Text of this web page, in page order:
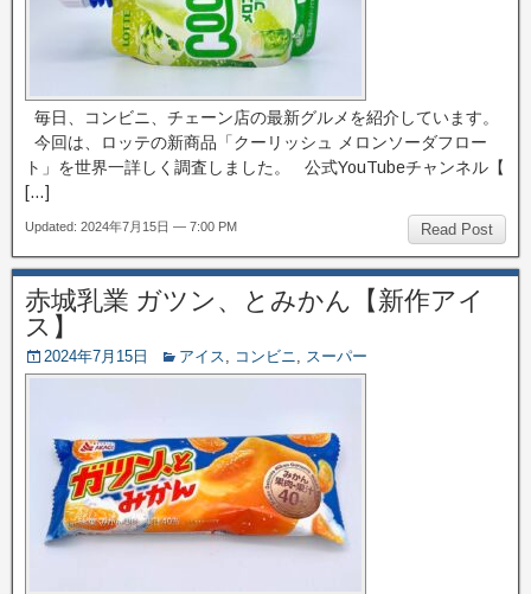
毎日、コンビニ、チェーン店の最新グルメを紹介しています。
今回は、ロッテの新商品「クーリッシュ メロンソーダフロー
ト」を世界一詳しく調査しました。 公式YouTubeチャンネル【
[…]
Read Post
Updated: 2024年7月15日 — 7:00 PM
赤城乳業 ガツン、とみかん【新作アイ
ス】
2024年7月15日 アイス, コンビニ, スーパー